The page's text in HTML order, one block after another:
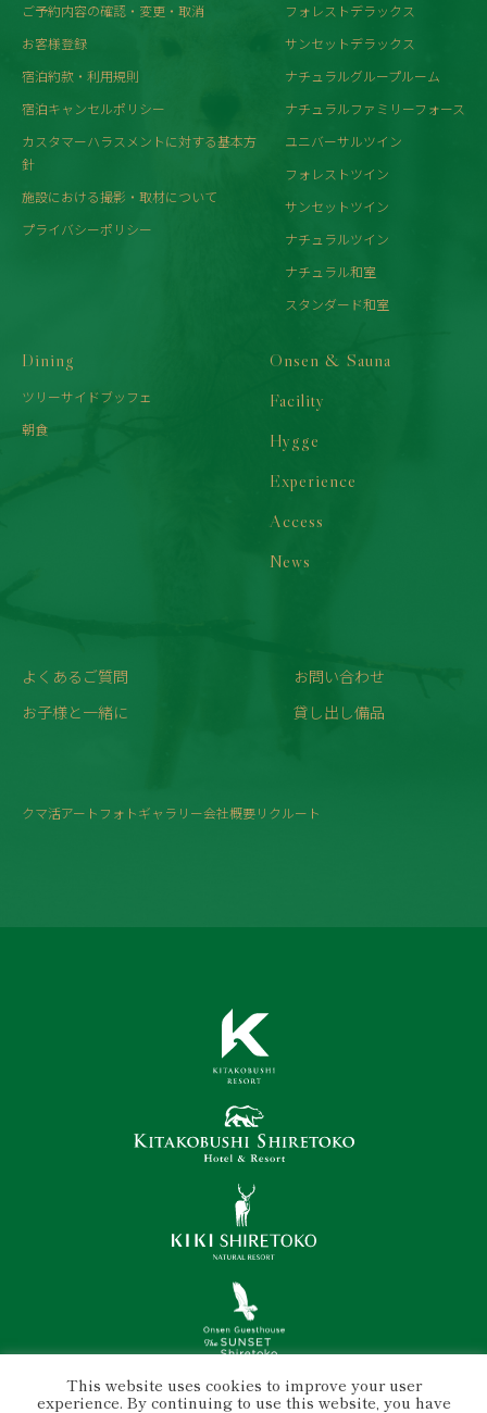
ご予約内容の確認・変更・取消
お客様登録
宿泊約款・利用規則
宿泊キャンセルポリシー
カスタマーハラスメントに対する基本方
針
施設における撮影・取材について
プライバシーポリシー
フォレストデラックス
サンセットデラックス
ナチュラルグループルーム
ナチュラルファミリーフォース
ユニバーサルツイン
フォレストツイン
サンセットツイン
ナチュラルツイン
ナチュラル和室
スタンダード和室
Dining
ツリーサイドブッフェ
朝食
Onsen & Sauna
Facility
Hygge
Experience
Access
News
よくあるご質問
お子様と一緒に
お問い合わせ
貸し出し備品
クマ活アート フォトギャラリー会社概要リクルート
This website uses cookies to improve your user
experience. By continuing to use this website, you have